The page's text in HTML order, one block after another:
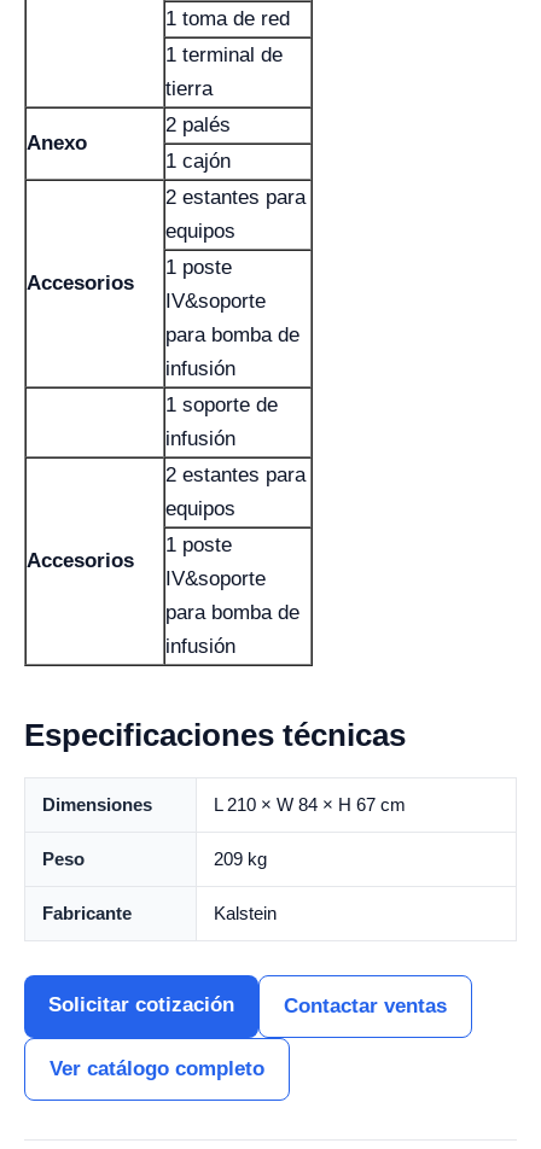
1 toma de red
1 terminal de
tierra
Anexo
2 palés
1 cajón
Accesorios
2 estantes para
equipos
1 poste
IV&soporte
para bomba de
infusión
1 soporte de
infusión
Accesorios
2 estantes para
equipos
1 poste
IV&soporte
para bomba de
infusión
Especificaciones técnicas
Dimensiones L 210 × W 84 × H 67 cm
Peso 209 kg
Fabricante Kalstein
Solicitar cotización Contactar ventas
Ver catálogo completo